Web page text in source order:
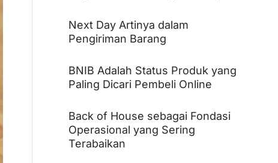
Next Day Artinya dalam
Pengiriman Barang
BNIB Adalah Status Produk yang
Paling Dicari Pembeli Online
Back of House sebagai Fondasi
Operasional yang Sering
Terabaikan